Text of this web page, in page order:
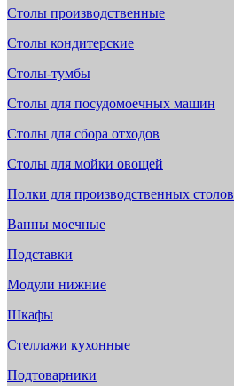
Столы производственные
Столы кондитерские
Столы-тумбы
Столы для посудомоечных машин
Столы для сбора отходов
Столы для мойки овощей
Полки для производственных столов
Ванны моечные
Подставки
Модули нижние
Шкафы
Стеллажи кухонные
Подтоварники